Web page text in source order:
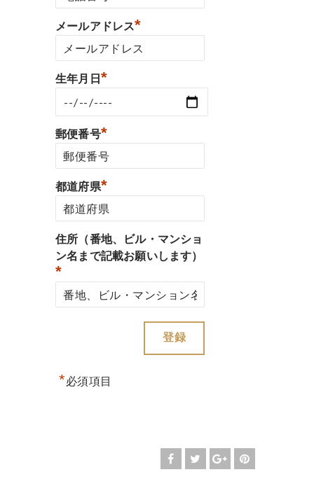
メールアドレス*
生年月日 *
郵便番号*
都道府県*
住所（番地、ビル・マンショ
ン名まで記載お願いします）
*
*必須項目